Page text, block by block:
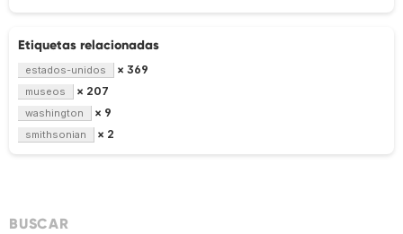
Etiquetas relacionadas
estados-unidos × 369
museos × 207
washington × 9
smithsonian × 2
BUSCAR